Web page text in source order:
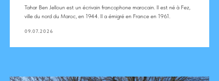
Tahar Ben Jelloun est un écrivain francophone marocain. Il est né à Fez,
ville du nord du Maroc, en 1944. Il a émigré en France en 1961.
09.07.2026